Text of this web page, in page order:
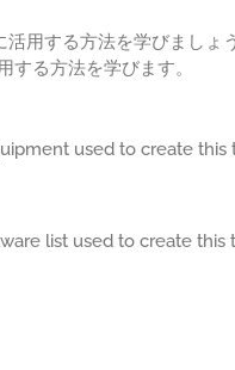
用する方法を学びまし
する方法を学びます。
used to create this
list used to create this